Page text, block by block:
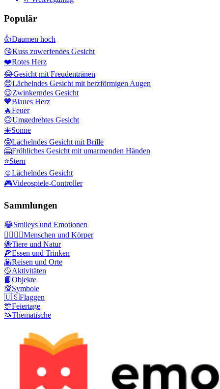
Populär
👍Daumen hoch
😘Kuss zuwerfendes Gesicht
❤️Rotes Herz
😂Gesicht mit Freudentränen
😍Lächelndes Gesicht mit herzförmigen Augen
😉Zwinkerndes Gesicht
💙Blaues Herz
🔥Feuer
🙃Umgedrehtes Gesicht
☀️Sonne
🤓Lächelndes Gesicht mit Brille
🤗Fröhliches Gesicht mit umarmenden Händen
⭐Stern
☺️Lächelndes Gesicht
🎮Videospiele-Controller
Sammlungen
😂Smileys und Emotionen
👩‍❤️‍💋‍👨Menschen und Körper
🐝Tiere und Natur
🍕Essen und Trinken
🌇Reisen und Orte
🥎Aktivitäten
📙Objekte
💯Symbole
🇺🇸Flaggen
🎊Feiertage
🦄Thematische